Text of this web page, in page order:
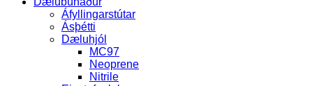
Áfyllingarstútar
Ásþétti
Dæluhjól
MC97
Neoprene
Nitrile